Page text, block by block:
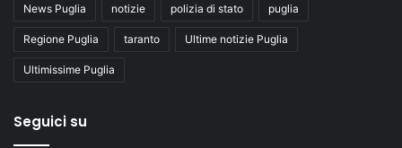
News Puglia notizie polizia di stato puglia
Regione Puglia taranto Ultime notizie Puglia
Ultimissime Puglia
Seguici su